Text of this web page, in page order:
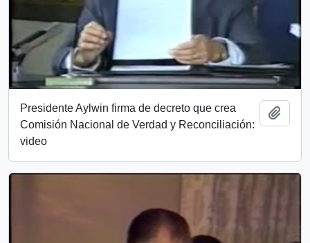
Presidente Aylwin firma de decreto que crea
Comisión Nacional de Verdad y Reconciliación:
video